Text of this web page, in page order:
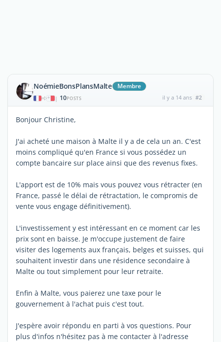
NoémieBonsPlansMalte Membre
| 10POSTS il y a 14 ans #2
Bonjour Christine,
J'ai acheté une maison à Malte il y a de cela un an. C'est
moins compliqué qu'en France si vous possédez un
compte bancaire sur place ainsi que des revenus fixes.
L'apport est de 10% mais vous pouvez vous rétracter (en
France, passé le délai de rétractation, le compromis de
vente vous engage définitivement).
L'investissement y est intéressant en ce moment car les
prix sont en baisse. Je m'occupe justement de faire
visiter des logements aux français, belges et suisses, qui
souhaitent investir dans une résidence secondaire à
Malte ou tout simplement pour leur retraite.
Enfin à Malte, vous paierez une taxe pour le
gouvernement à l'achat puis c'est tout.
J'espère avoir répondu en parti à vos questions. Pour
plus d'infos n'hésitez pas à me contacter à l'adresse